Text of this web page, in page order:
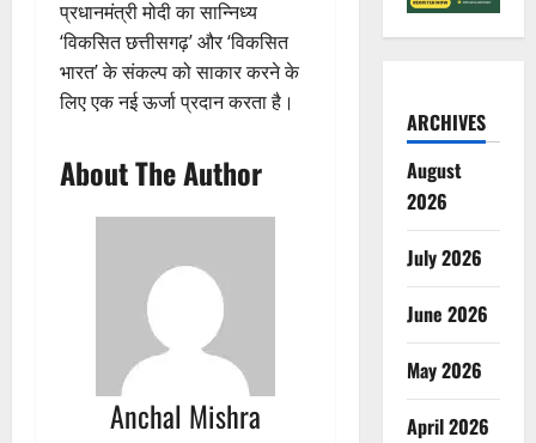
प्रधानमंत्री मोदी का सान्निध्य
‘विकसित छत्तीसगढ़’ और ‘विकसित
भारत’ के संकल्प को साकार करने के
लिए एक नई ऊर्जा प्रदान करता है।
About The Author
Anchal Mishra
ARCHIVES
August
2026
July 2026
June 2026
May 2026
April 2026